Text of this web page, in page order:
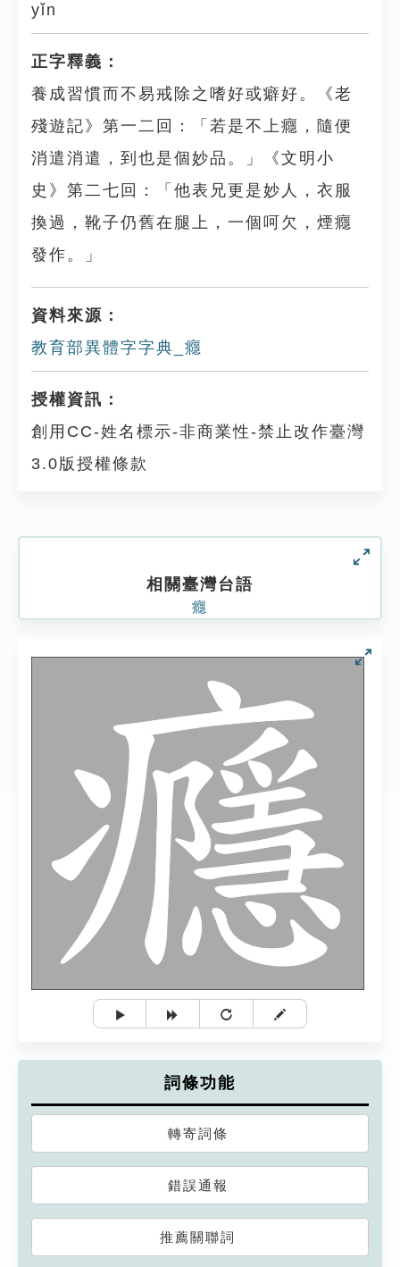
yǐn
正字釋義：
養成習慣而不易戒除之嗜好或癖好。《老
殘遊記》第一二回：「若是不上癮，隨便
消遣消遣，到也是個妙品。」《文明小
史》第二七回：「他表兄更是妙人，衣服
換過，靴子仍舊在腿上，一個呵欠，煙癮
發作。」
資料來源：
教育部異體字字典_癮
授權資訊：
創用CC-姓名標示-非商業性-禁止改作臺灣
3.0版授權條款
相關臺灣台語
癮
詞條功能
轉寄詞條
錯誤通報
推薦關聯詞